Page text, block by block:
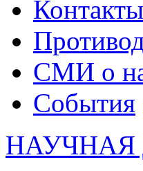
Контакты
СМИ о
События
НАУЧНАЯ